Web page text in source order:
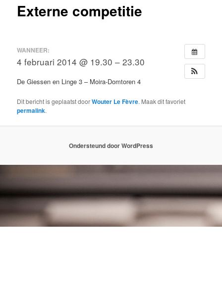
Externe competitie
WANNEER:
4 februari 2014 @ 19.30 – 23.30
De Giessen en Linge 3 – Moira-Domtoren 4
Dit bericht is geplaatst doorWouter Le Fèvre. Maak dit favoriet
permalink.
Ondersteund door WordPress